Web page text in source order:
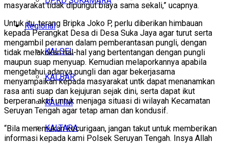
Regional
KALSEL
KALBAR
KALTIM
KALTARA
masyarakat tidak dipungut biaya sama sekali,” ucapnya.
Untuk itu, terang Bripka Joko P, perlu diberikan himbauan
kepada Perangkat Desa di Desa Suka Jaya agar turut serta
mengambil peranan dalam pemberantasan pungli, dengan
tidak melakukan hal-hal yang bertentangan dengan pungli
maupun suap menyuap. Kemudian melaporkannya apabila
mengetahui adanya pungli dan agar bekerjasama
menyampaikan kepada masyarakat untk dapat menanamkan
rasa anti suap dan kejujuran sejak dini, serta dapat ikut
berperan aktif untuk menjaga situasi di wilayah Kecamatan
Seruyan Tengah agar tetap aman dan kondusif.
“Bila menemukan kecurigaan, jangan takut untuk memberikan
informasi kepada kami Polsek Seruyan Tengah. Insya Allah